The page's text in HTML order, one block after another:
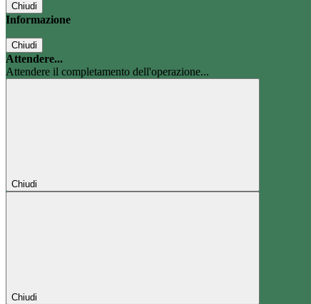
Chiudi
Informazione
Chiudi
Attendere...
Attendere il completamento dell'operazione...
Chiudi
Chiudi